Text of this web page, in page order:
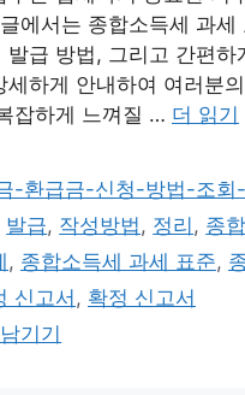
에서는 종합소득세 과세
발급 방법, 그리고 간편하
세하게 안내하여 여러분
잡하게 느껴질 … 더 읽기
-환급금-신청-방법-조회
발급, 작성방법, 정리 , 종
, 종합소득세 과세 표준,
신고서, 확정 신고서
기기